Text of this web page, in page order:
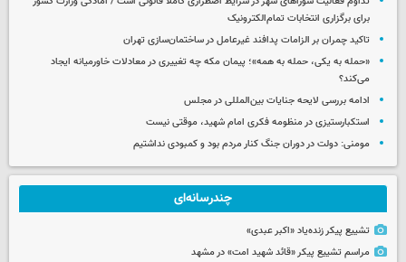
برای برگزاری انتخابات تمام‌الکترونیک
تاکید چمران بر الزامات پدافند غیرعامل در ساختمان‌سازی تهران
«حمله به یکی، حمله به همه»؛ پیمان مکه چه تغییری در معادلات خاورمیانه ایجاد
می‌کند؟
ادامه بررسی لایحه جنایات بین‌المللی در مجلس
استکبارستیزی در منظومه فکری امام شهید، موقتی نیست
مومنی: دولت در دوران جنگ کنار مردم بود و کمبودی نداشتیم
چندرسانه‌ای
تشییع پیکر زنده‌یاد «اکبر عبدی»
مراسم تشییع پیکر «قائد شهید امت» در مشهد